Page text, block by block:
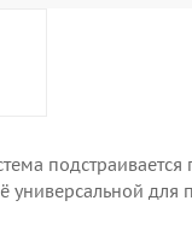
подстраивается
универсальной для